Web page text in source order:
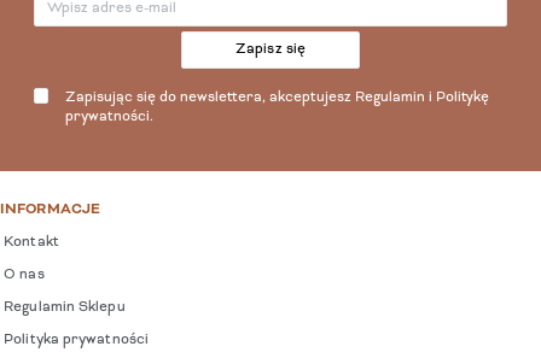
Zapisz się
Zapisując się do newslettera, akceptujesz Regulamin i Politykę
prywatności.
INFORMACJE
Kontakt
O nas
Regulamin Sklepu
Polityka prywatności